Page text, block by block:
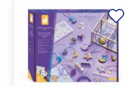
Ajouter
à la
liste de
souhaits